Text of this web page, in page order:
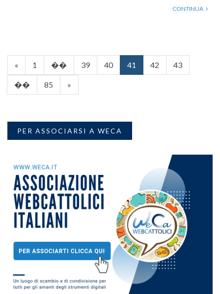
CONTINUA
« 1 �� 39 40 41 42 43
�� 85 »
PER ASSOCIARSI A WECA